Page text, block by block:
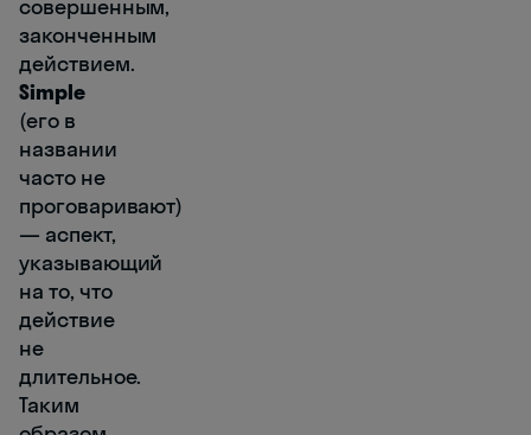
совершенным,
законченным
действием.
Simple
(его в
названии
часто не
проговаривают)
― аспект,
указывающий
на то, что
действие
не
длительное.
Таким